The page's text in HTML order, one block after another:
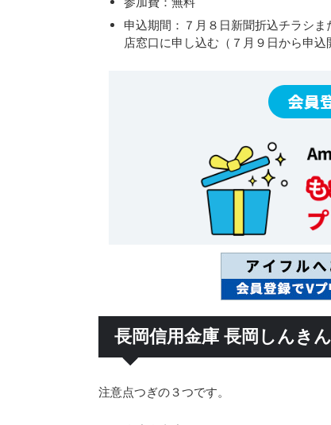
申込期間：７月８日新聞折込チラシ
店窓口に申し込む（７月９日から申込
長岡信用金庫 長岡しんき
注意点つぎの３つです。